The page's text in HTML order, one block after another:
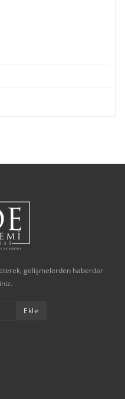
gelişmelerden haberdar